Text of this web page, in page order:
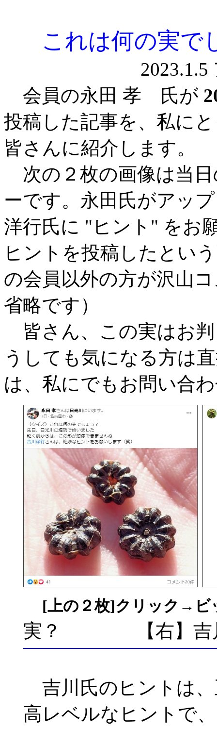
これは何の実で
会員の永田 孝 氏が
投稿した記事を、私に
皆さんに紹介します。
次の２枚の画像は当
ーです。永田氏がアッ
洋行氏に "ヒント" をお
ヒントを投稿したとい
の会員以外の方が沢山
省略です）
皆さん、この実はお
うしても気になる方は
は、私にでもお問い合
[上の２枚]クリック→ビ
実？ 【右】吉川
吉川氏のヒントは
高レベルなヒントで